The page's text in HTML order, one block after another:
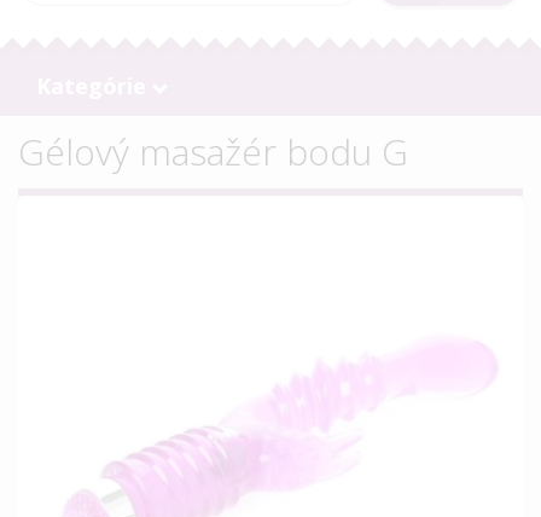
Gélový masažér bodu G